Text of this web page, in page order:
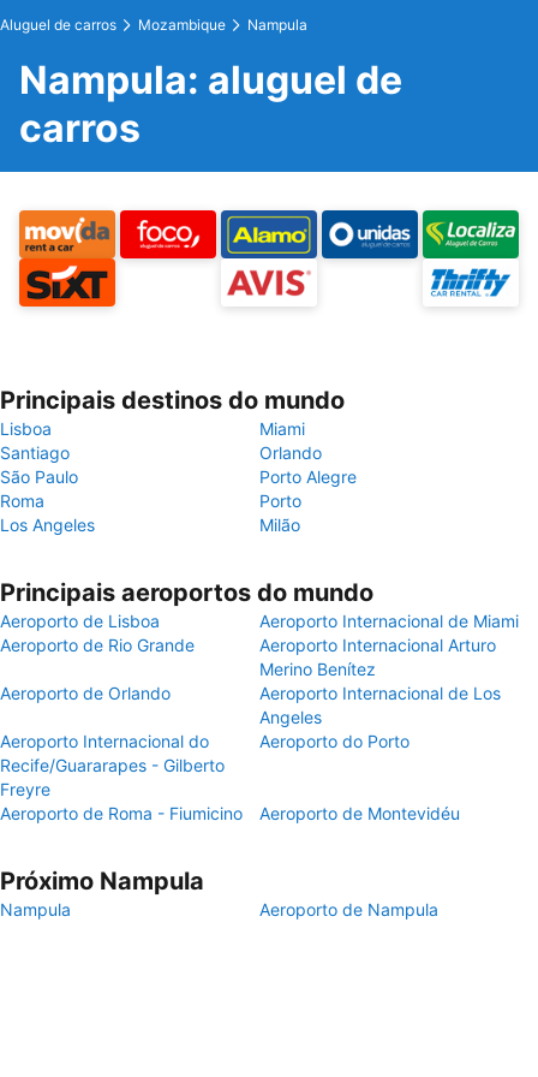
Aluguel de carros Mozambique Nampula
Nampula: aluguel de
carros
Principais destinos do mundo
Lisboa
Miami
Santiago
Orlando
São Paulo
Porto Alegre
Roma
Porto
Los Angeles
Milão
Principais aeroportos do mundo
Aeroporto de Lisboa
Aeroporto Internacional de Miami
Aeroporto de Rio Grande
Aeroporto Internacional Arturo
Merino Benítez
Aeroporto de Orlando
Aeroporto Internacional de Los
Angeles
Aeroporto Internacional do
Recife/Guararapes - Gilberto
Freyre
Aeroporto do Porto
Aeroporto de Roma - Fiumicino Aeroporto de Montevidéu
Próximo Nampula
Nampula Aeroporto de Nampula